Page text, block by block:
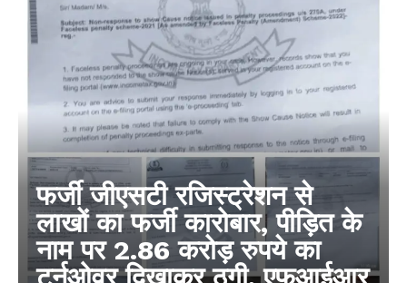
फर्जी जीएसटी रजिस्ट्रेशन से
लाखों का फर्जी कारोबार, पीड़ित के
नाम पर 2.86 करोड़ रुपये का